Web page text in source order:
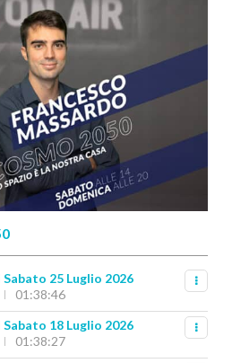
25 Luglio 2026
01:38:46
18 Luglio 2026
01:38:27